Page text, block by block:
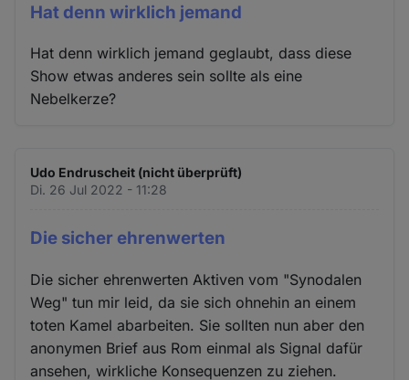
Hat denn wirklich jemand
Hat denn wirklich jemand geglaubt, dass diese
Show etwas anderes sein sollte als eine
Nebelkerze?
Udo Endruscheit (nicht überprüft)
Di. 26 Jul 2022 - 11:28
Die sicher ehrenwerten
Die sicher ehrenwerten Aktiven vom "Synodalen
Weg" tun mir leid, da sie sich ohnehin an einem
toten Kamel abarbeiten. Sie sollten nun aber den
anonymen Brief aus Rom einmal als Signal dafür
ansehen, wirkliche Konsequenzen zu ziehen.